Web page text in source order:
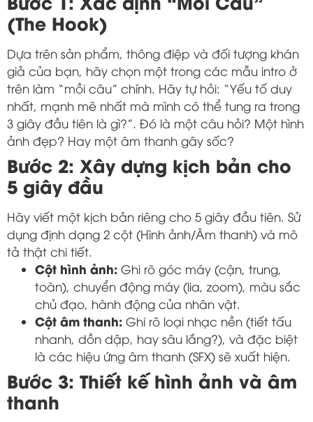
(The Hook)
Dựa trên sản phẩm, thông điệp và đối tượng khán
giả của bạn, hãy chọn một trong các mẫu intro ở
trên làm “mồi câu” chính. Hãy tự hỏi: “Yếu tố duy
nhất, mạnh mẽ nhất mà mình có thể tung ra trong
3 giây đầu tiên là gì?”. Đó là một câu hỏi? Một hình
ảnh đẹp? Hay một âm thanh gây sốc?
Bước 2: Xây dựng kịch bản cho
5 giây đầu
Hãy viết một kịch bản riêng cho 5 giây đầu tiên. Sử
dụng định dạng 2 cột (Hình ảnh/Âm thanh) và mô
tả thật chi tiết.
Cột hình ảnh: Ghi rõ góc máy (cận, trung,
toàn), chuyển động máy (lia, zoom), màu sắc
chủ đạo, hành động của nhân vật.
Cột âm thanh: Ghi rõ loại nhạc nền (tiết tấu
nhanh, dồn dập, hay sâu lắng?), và đặc biệt
là các hiệu ứng âm thanh (SFX) sẽ xuất hiện.
Bước 3: Thiết kế hình ảnh và âm
thanh